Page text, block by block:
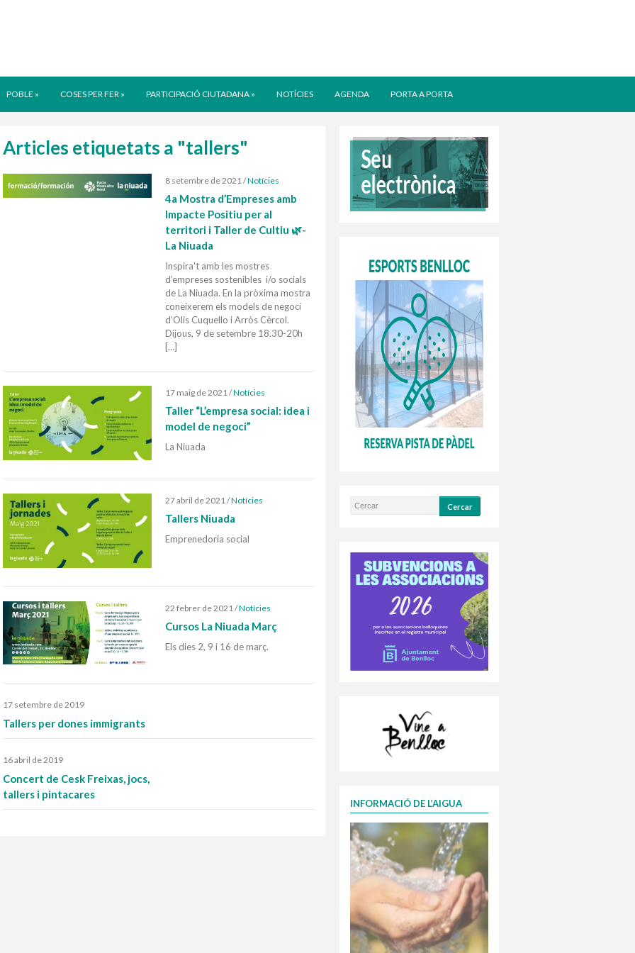
POBLE » COSES PER FER » PARTICIPACIÓ CIUTADANA » NOTÍCIES AGENDA PORTA A PORTA
Articles etiquetats a "tallers"
8 setembre de 2021/Notícies
4a Mostra d’Empreses amb
Impacte Positiu per al
territori i Taller de Cultiu 🌿-
La Niuada
Inspira’t amb les mostres
d’empreses sostenibles i/o socials
de La Niuada. En la pròxima mostra
coneixerem els models de negoci
d’Olis Cuquello i Arròs Cèrcol.
Dijous, 9 de setembre 18.30-20h
[…]
17 maig de 2021/Notícies
Taller “L’empresa social: idea i
model de negoci”
La Niuada
27 abril de 2021/Notícies
Tallers Niuada
Emprenedoria social
22 febrer de 2021/Notícies
Cursos La Niuada Març
Els dies 2, 9 i 16 de març.
17 setembre de 2019
Tallers per dones immigrants
16 abril de 2019
Concert de Cesk Freixas, jocs,
tallers i pintacares
INFORMACIÓ DE L’AIGUA